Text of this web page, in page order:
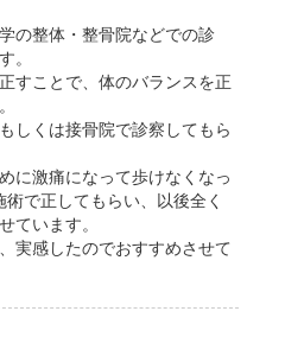
の整体・整骨院などでの診
。
すことで、体のバランスを正
しくは接骨院で診察してもら
に激痛になって歩けなくなっ
で正してもらい、以後全く
ています。
実感したのでおすすめさせて